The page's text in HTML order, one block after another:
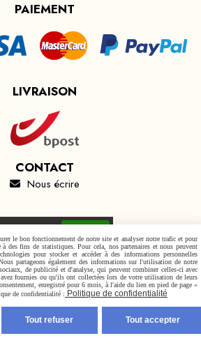
PAIEMENT
LIVRAISON
CONTACT
 Nous écrire
Conditions générales de vente
Gestion cookies Mon Compte
le bon fonctionnement de notre site et analyser notre trafic et pour
des fins de statistiques. Pour cela, nos partenaires et nous peuvent
pour stocker et accéder à des informations personnelles
partageons également des informations sur l'utilisation de notre
de publicité et d'analyse, qui peuvent combiner celles-ci avec
fournies ou qu'ils ont collectées lors de votre utilisation de leurs
enregistré pour 6 mois, à l'aide du lien en pied de page «
de confidentialité : Politique de confidentialité
Tout refuser Tout accepter